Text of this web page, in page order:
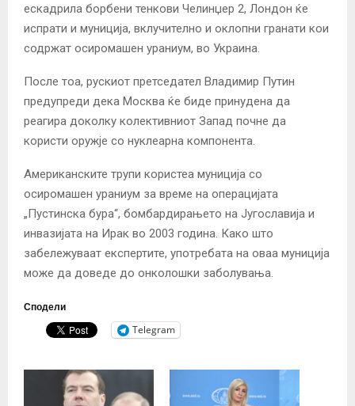
ескадрила борбени тенкови Челинџер 2, Лондон ќе
испрати и муниција, вклучително и оклопни гранати кои
содржат осиромашен ураниум, во Украина.
После тоа, рускиот претседател Владимир Путин
предупреди дека Москва ќе биде принудена да
реагира доколку колективниот Запад почне да
користи оружје со нуклеарна компонента.
Американските трупи користеа муниција со
осиромашен ураниум за време на операцијата
„Пустинска бура“, бомбардирањето на Југославија и
инвазијата на Ирак во 2003 година. Како што
забележуваат експертите, употребата на оваа муниција
може да доведе до онколошки заболувања.
Сподели
Telegram